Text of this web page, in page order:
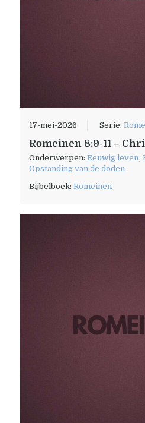
17-mei-2026 Serie:
Romeinen 8:9-11 –
Onderwerpen:Eeuwig leven ,
Opstanding van de doden
Bijbelboek:Romeinen